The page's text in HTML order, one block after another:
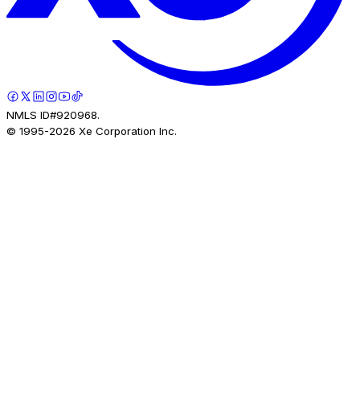
NMLS ID#920968.
© 1995-2026 Xe Corporation Inc.